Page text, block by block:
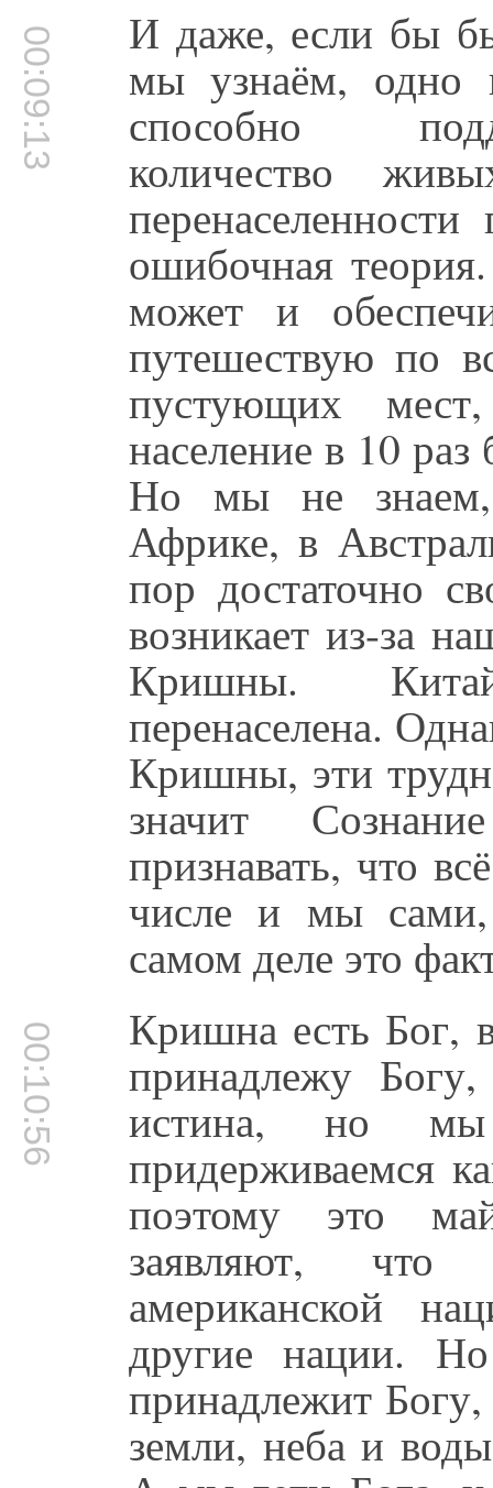
00:09:13 И даже, если бы
мы узнаём, одно
способно
количество
ошибочная
может и
путешествую по
пустующих
население в 10
Но мы не знаем,
Африке, в
пор достаточно
возникает из-за
Кришны.
перенаселена.
Кришны, эти
значит
признавать, что
числе и мы
самом деле это
00:10:56 Кришна есть Бог,
принадлежу
истина, но
придерживаемся
поэтому это
заявляют, что
американской
другие нации. Но
принадлежит
земли, неба и